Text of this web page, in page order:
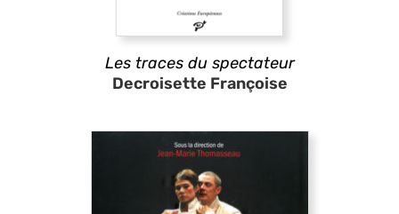
Les traces du spectateur
Decroisette Françoise